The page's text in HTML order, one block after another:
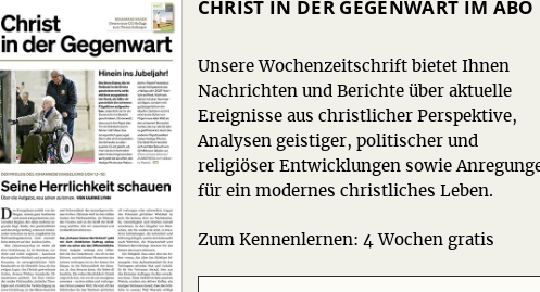
CHRIST IN DER GEGENWART IM ABO
Unsere Wochenzeitschrift bietet Ihnen
Nachrichten und Berichte über aktuelle
Ereignisse aus christlicher Perspektive,
Analysen geistiger, politischer und
religiöser Entwicklungen sowie
für ein modernes christliches Leben.
Zum Kennenlernen: 4 Wochen gratis